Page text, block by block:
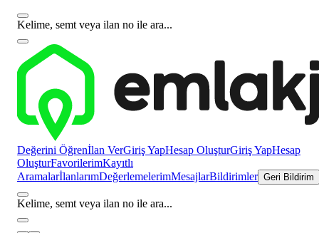
Kelime, semt veya ilan no ile ara...
Değerini Öğrenİlan VerGiriş YapHesap OluşturGiriş YapHesap
OluşturFavorilerimKayıtlı
AramalarİlanlarımDeğerlemelerimMesajlarBildirimler Geri Bildirim
Kelime, semt veya ilan no ile ara...